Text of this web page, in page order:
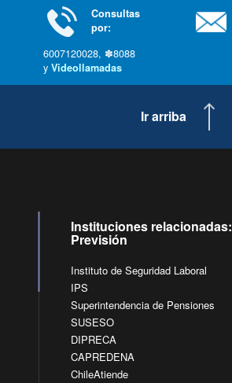
Consultas
por:
6007120028, ✽8088
y Videollamadas
Ir arriba
Instituciones relacionadas:
Previsión
Instituto de Seguridad Laboral
IPS
Superintendencia de Pensiones
SUSESO
DIPRECA
CAPREDENA
ChileAtiende